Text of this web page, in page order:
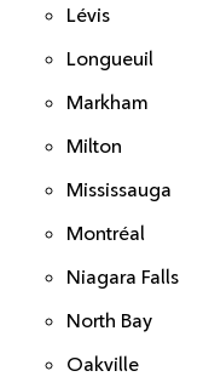
Lévis
Longueuil
Markham
Milton
Mississauga
Montréal
Niagara Falls
North Bay
Oakville